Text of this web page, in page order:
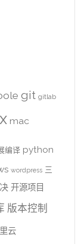
git gitlab
mac
编译 python
wordpress 三
开源项目
版本控制
云